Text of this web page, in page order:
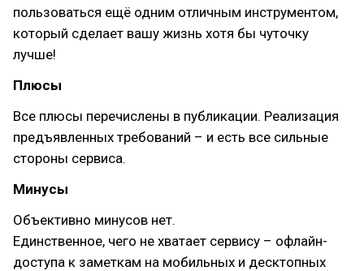
пользоваться ещё одним отличным инструментом,
который сделает вашу жизнь хотя бы чуточку
лучше!
Плюсы
Все плюсы перечислены в публикации. Реализация
предъявленных требований – и есть все сильные
стороны сервиса.
Минусы
Объективно минусов нет.
Единственное, чего не хватает сервису – офлайн-
доступа к заметкам на мобильных и десктопных